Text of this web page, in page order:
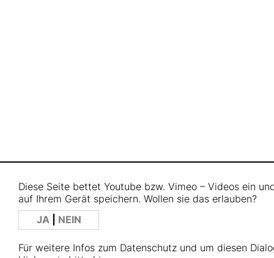
Diese Seite bettet Youtube bzw. Vimeo – Videos ein
auf Ihrem Gerät speichern. Wollen sie das erlauben?
JA
NEIN
Für weitere Infos zum Datenschutz und um diesen